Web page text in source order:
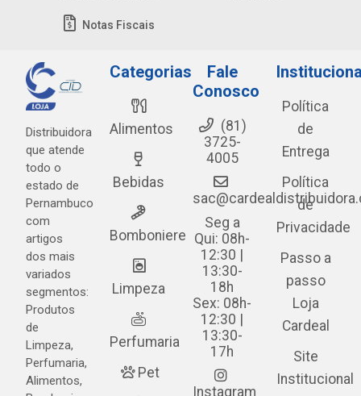
Notas Fiscais
Distribuidora
que atende
todo o
estado de
Pernambuco
com
artigos
dos mais
variados
segmentos:
Produtos
de
Limpeza,
Perfumaria,
Alimentos,
Categorias
Alimentos
Bebidas
Bomboniere
Limpeza
Perfumaria
Pet
Fale
Conosco
(81)
3725-
4005
Seg a
Qui: 08h-
12:30 |
13:30-
18h
Sex: 08h-
12:30 |
13:30-
17h
Instagram
Política
de
Entrega
Política
de
Privacidade
Passo a
passo
Loja
Cardeal
Site
Institucional